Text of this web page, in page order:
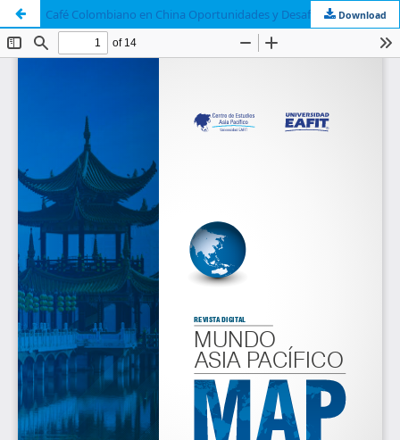
Café Colombiano en China Oportunidades y Desafíos Download